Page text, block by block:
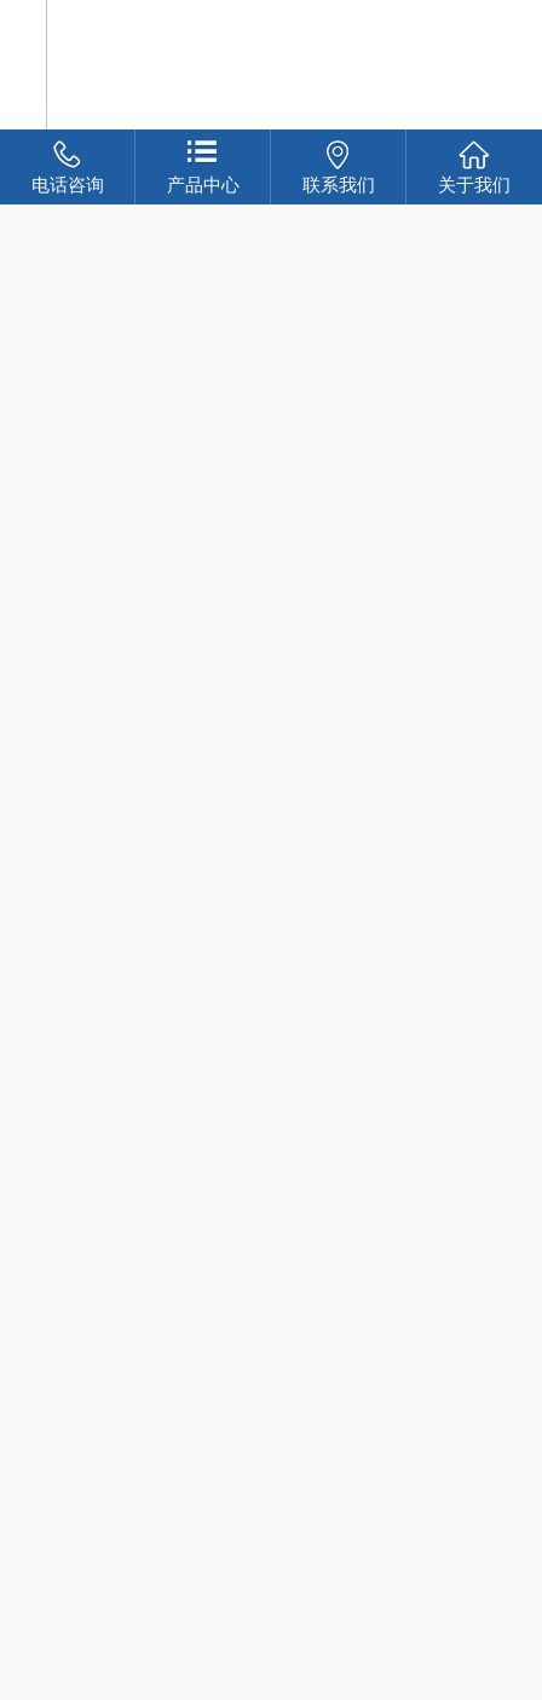
电话咨询 产品中心 联系我们 关于我们